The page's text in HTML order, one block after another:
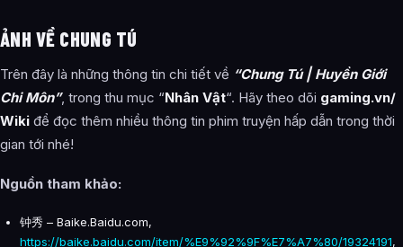
ẢNH VỀ CHUNG TÚ
Trên đây là những thông tin chi tiết về “Chung Tú | Huyền Giới
Chi Môn”, trong thu mục “Nhân Vật“. Hãy theo dõi gaming.vn/
Wiki để đọc thêm nhiều thông tin phim truyện hấp dẫn trong thời
gian tới nhé!
Nguồn tham khảo:
钟秀 – Baike.Baidu.com,
https://baike.baidu.com/item/%E9%92%9F%E7%A7%80/19324191,